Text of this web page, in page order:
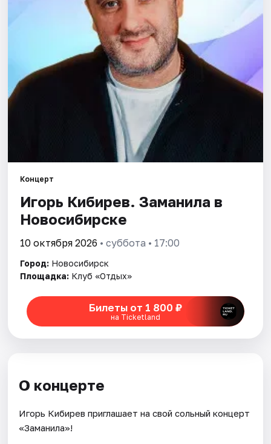
Города
Концерт
Игорь Кибирев. Заманила в
Новосибирске
10 октября 2026 • суббота • 17:00
Город: Новосибирск
Площадка: Клуб «Отдых»
Билеты от 1 800 ₽
на Ticketland
О концерте
Игорь Кибирев приглашает на свой сольный концерт
«Заманила»!